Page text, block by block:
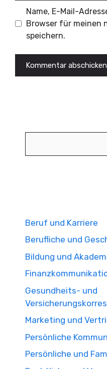
Name, E-Mail-
Browser für meinen
speichern.
Beruf und Karriere
Berufliche und
Bildung und
Gesundheits- und
Marketing und
Persönliche
Persönliche und